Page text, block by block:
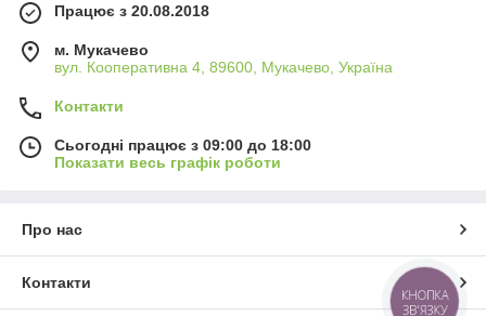
Працює з 20.08.2018
м. Мукачево
вул. Кооперативна 4, 89600, Мукачево, Україна
Контакти
Сьогодні працює з 09:00 до 18:00
Показати весь графік роботи
Про нас
Контакти
КНОПКА
ЗВ'ЯЗКУ